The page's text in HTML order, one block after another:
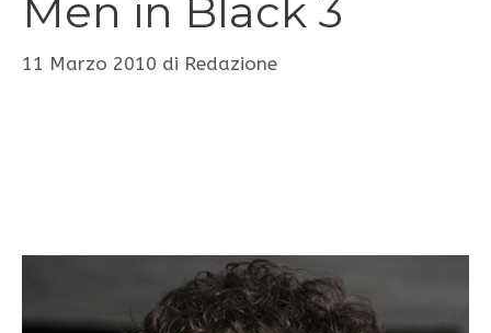
Men in Black 3
11 Marzo 2010 di Redazione